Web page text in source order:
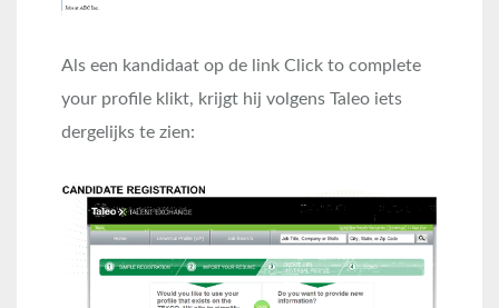
Als een kandidaat op de link Click to complete
your profile klikt, krijgt hij volgens Taleo iets
dergelijks te zien: